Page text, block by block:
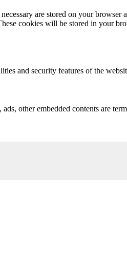
are stored on your browser
cookies will be stored in your
and security features of the
other embedded contents are